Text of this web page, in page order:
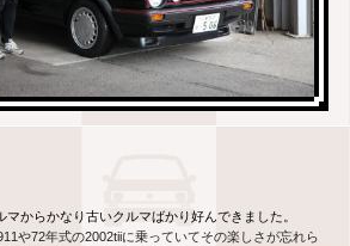
からかなり古いクルマばかり好んできました。
や72年式の2002tiiに乗っていてその楽しさが忘れら